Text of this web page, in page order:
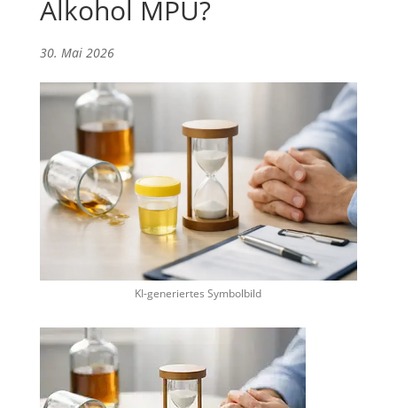
Alkohol MPU?
30. Mai 2026
KI-generiertes Symbolbild